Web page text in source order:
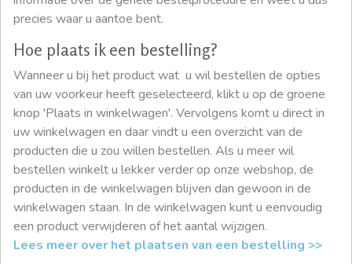
precies waar u aantoe bent.
Hoe plaats ik een bestelling?
Wanneer u bij het product wat u wil bestellen de opties
van uw voorkeur heeft geselecteerd, klikt u op de groene
knop 'Plaats in winkelwagen'. Vervolgens komt u direct in
uw winkelwagen en daar vindt u een overzicht van de
producten die u zou willen bestellen. Als u meer wil
bestellen winkelt u lekker verder op onze webshop, de
producten in de winkelwagen blijven dan gewoon in de
winkelwagen staan. In de winkelwagen kunt u eenvoudig
een product verwijderen of het aantal wijzigen.
Lees meer over het plaatsen van een bestelling >>